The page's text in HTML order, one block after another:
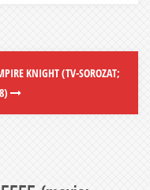
KNIGHT (TV-SOROZAT;